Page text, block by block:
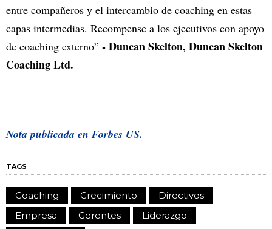
entre compañeros y el intercambio de coaching en estas
capas intermedias. Recompense a los ejecutivos con apoyo
de coaching externo” - Duncan Skelton, Duncan Skelton
Coaching Ltd.
Nota publicada enForbes US.
TAGS
Coaching Crecimiento
Directivos
Empresa
Gerentes
Liderazgo